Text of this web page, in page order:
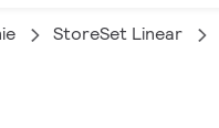
StoreSet Linear